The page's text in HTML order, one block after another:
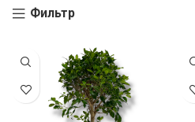
Фильтр